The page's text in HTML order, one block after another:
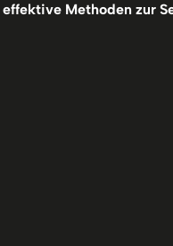
Methoden zur